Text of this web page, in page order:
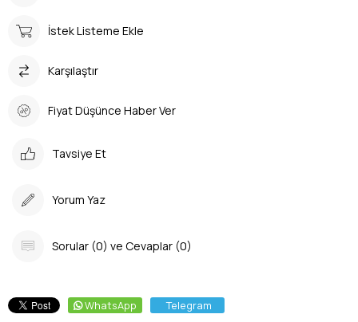
İstek Listeme Ekle
Karşılaştır
Fiyat Düşünce Haber Ver
Tavsiye Et
Yorum Yaz
Sorular (0) ve Cevaplar (0)
WhatsApp Telegram